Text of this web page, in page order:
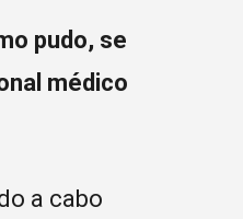
pudo, se
médico
a cabo